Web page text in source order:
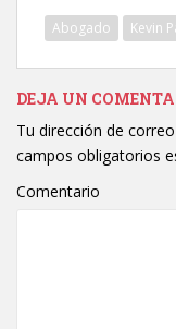
Abogado Kevin
DEJA UN
Tu dirección de
campos obligatorios
Comentario